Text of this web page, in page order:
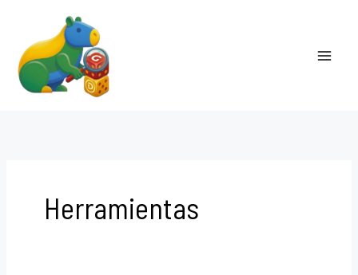
contenido
Herramientas